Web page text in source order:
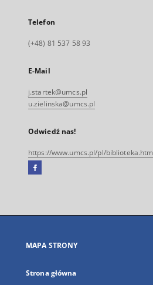
Telefon
(+48) 81 537 58 93
E-Mail
j.startek@umcs.pl
u.zielinska@umcs.pl
Odwiedź nas!
https://www.umcs.pl/pl/biblioteka.htm
Facebook
się
karcie
MAPA STRONY
Strona główna